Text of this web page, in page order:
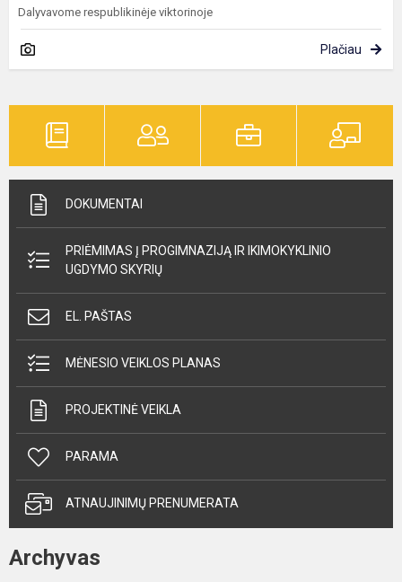
Dalyvavome respublikinėje viktorinoje
Plačiau
DOKUMENTAI
PRIĖMIMAS Į PROGIMNAZIJĄ IR IKIMOKYKLINIO
UGDYMO SKYRIŲ
EL. PAŠTAS
MĖNESIO VEIKLOS PLANAS
PROJEKTINĖ VEIKLA
PARAMA
ATNAUJINIMŲ PRENUMERATA
Archyvas